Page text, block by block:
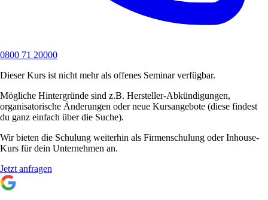
0800 71 20000
Dieser Kurs ist nicht mehr als offenes Seminar verfügbar.
Mögliche Hintergründe sind z.B. Hersteller-Abkündigungen,
organisatorische Änderungen oder neue Kursangebote (diese findest
du ganz einfach über die Suche).
Wir bieten die Schulung weiterhin als Firmenschulung oder Inhouse-
Kurs für dein Unternehmen an.
Jetzt anfragen